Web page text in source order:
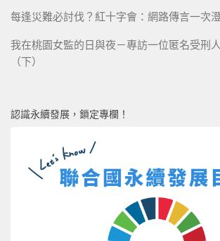
每逢災難必討伐？紅十字會：網路傳言一次
我在桃園女監的日與夜－專訪一位匿名受刑
（下）
認識永續發展，鎖定專欄！